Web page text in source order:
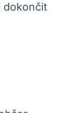
dokončit